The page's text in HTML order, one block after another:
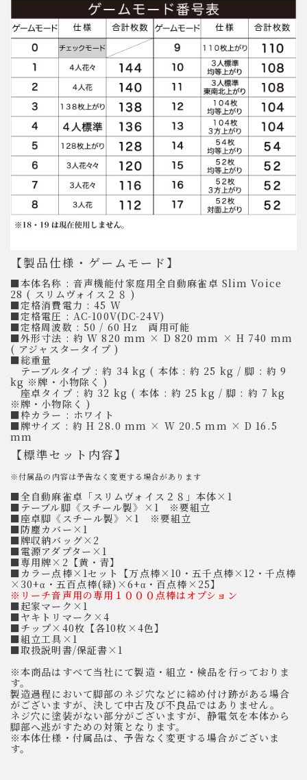
【製品仕様・ゲームモード】
■本体名称 : 音声機能付家庭用全自動麻雀卓 Slim Voice
28 ( スリムヴォイス２８ )
■定格消費電力 : 45 W
■定格電圧 : AC-100V(DC-24V)
■定格周波数 : 50 / 60 Hz 両用可能
■外形寸法 : 約 W 820 mm × D 820 mm × H 740 mm
( アジャスタータイプ )
■総重量
テーブルタイプ : 約 34 kg ( 本体 : 約 25 kg / 脚 : 約 9
kg ※牌・小物除く )
座卓タイプ : 約 32 kg ( 本体 : 約 25 kg / 脚 : 約 7 kg
※牌・小物除く )
■枠カラー : ホワイト
■牌サイズ : 約 H 28.0 mm × W 20.5 mm × D 16.5
mm
【標準セット内容】
※付属品の内容は予告なく変更する場合があります
■全自動麻雀卓「スリムヴォイス２８」本体×1
■テーブル脚《スチール製》×1 ※要組立
■座卓脚《スチール製》×1 ※要組立
■防塵カバー×1
■牌収納バッグ×2
■電源アダプター×1
■専用牌×2【黄・青】
■カラー点棒×1セット【万点棒×10・五千点棒×12・千点棒
×30+α・五百点棒(緑)×6+α・百点棒×25】
※リーチ音声用の専用１０００点棒はオプション
■起家マーク×1
■ヤキトリマーク×4
■チップ×40枚【各10枚×4色】
■組立工具×1
■取扱説明書/保証書×1
※本商品はすべて当社にて製造・組立・検品を行っておりま
す。
製造過程において脚部のネジ穴などに締め付け跡がある場合
がございますが、決して中古及び不良品ではありません。
ネジ穴に塗装がない部分がございますが、静電気を本体から
脚部へ逃がすための対策となります。
※本体仕様・付属品は、予告なく変更する場合がございま
す。